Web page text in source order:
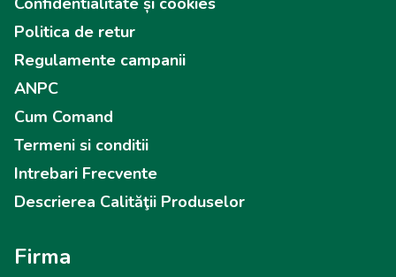
Politica de retur
Regulamente campanii
ANPC
Cum Comand
Termeni si conditii
Intrebari Frecvente
Descrierea Calităţii Produselor
Firma